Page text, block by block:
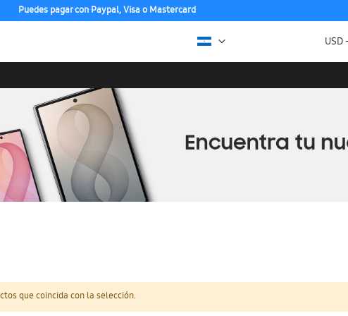
Puedes pagar con Paypal, Visa o Mastercard
USD -
que coincida con la selección.